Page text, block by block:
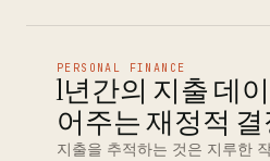
PERSONAL FINANCE
1년간의 지출 데
어주는 재정적 결
지출을 추적하는 것은 지루한